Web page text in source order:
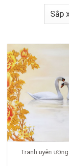
Tranh uyên